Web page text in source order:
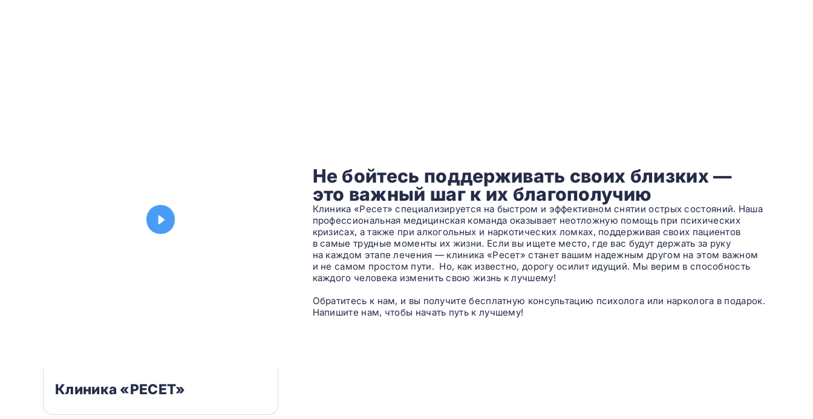
Клиника «РЕСЕТ»
Не бойтесь поддерживать своих близких —
это важный шаг к их благополучию
Клиника «Ресет» специализируется на быстром и эффективном снятии острых состояний. Наша
профессиональная медицинская команда оказывает неотложную помощь при психических
кризисах, а также при алкогольных и наркотических ломках, поддерживая своих пациентов
в самые трудные моменты их жизни. Если вы ищете место, где вас будут держать за руку
на каждом этапе лечения — клиника «Ресет» станет вашим надежным другом на этом важном
и не самом простом пути. Но, как известно, дорогу осилит идущий. Мы верим в способность
каждого человека изменить свою жизнь к лучшему!
Обратитесь к нам, и вы получите бесплатную консультацию психолога или нарколога в подарок.
Напишите нам, чтобы начать путь к лучшему!